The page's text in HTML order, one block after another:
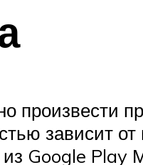
произвести
зависит от
Google Play